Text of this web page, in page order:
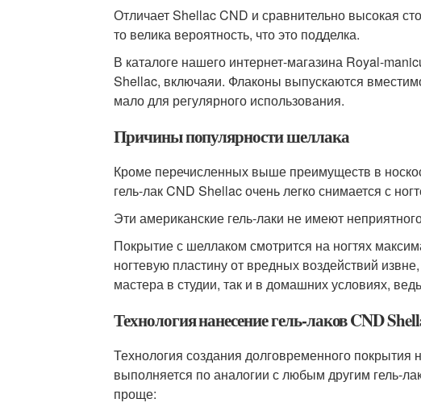
Отличает Shellac CND и сравнительно высокая
то велика вероятность, что это подделка.
В каталоге нашего интернет-магазина Royal-
Shellac, включаяи. Флаконы выпускаются
мало для регулярного использования.
Причины популярности шеллака
Кроме перечисленных выше преимуществ в
гель-лак CND Shellac очень легко снимается с
Эти американские гель-лаки не имеют
Покрытие с шеллаком смотрится на ногтях
ногтевую пластину от вредных воздействий
мастера в студии, так и в домашних условиях,
Технология нанесение гель-лаков CND
Технология создания долговременного
выполняется по аналогии с любым другим гель-
проще: